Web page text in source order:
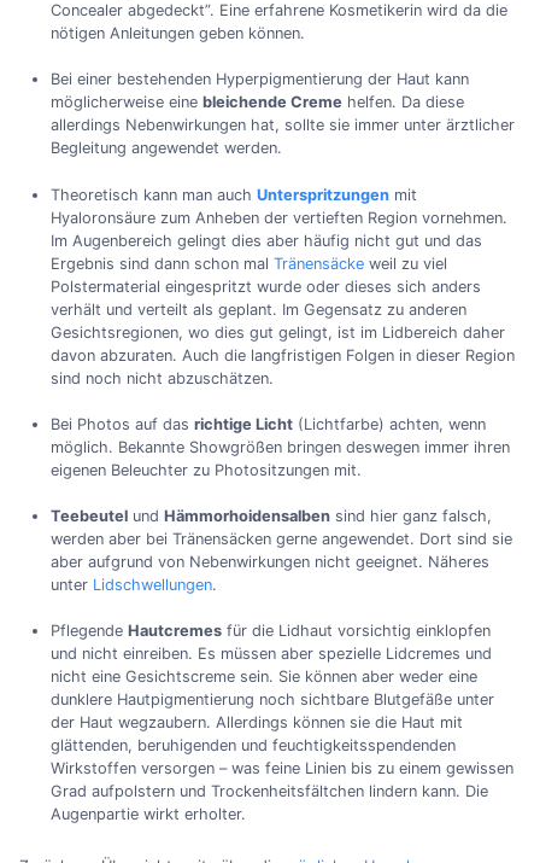
Concealer abgedeckt”. Eine erfahrene Kosmetikerin wird da die
nötigen Anleitungen geben können.
Bei einer bestehenden Hyperpigmentierung der Haut kann
möglicherweise eine bleichende Cremehelfen. Da diese
allerdings Nebenwirkungen hat, sollte sie immer unter ärztlicher
Begleitung angewendet werden.
Theoretisch kann man auch Unterspritzungenmit
Hyaloronsäure zum Anheben der vertieften Region vornehmen.
Im Augenbereich gelingt dies aber häufig nicht gut und das
Ergebnis sind dann schon mal Tränensäckeweil zu viel
Polstermaterial eingespritzt wurde oder dieses sich anders
verhält und verteilt als geplant. Im Gegensatz zu anderen
Gesichtsregionen, wo dies gut gelingt, ist im Lidbereich daher
davon abzuraten. Auch die langfristigen Folgen in dieser Region
sind noch nicht abzuschätzen.
Bei Photos auf das richtige Licht(Lichtfarbe) achten, wenn
möglich. Bekannte Showgrößen bringen deswegen immer ihren
eigenen Beleuchter zu Photositzungen mit.
Teebeutelund Hämmorhoidensalbensind hier ganz falsch,
werden aber bei Tränensäcken gerne angewendet. Dort sind sie
aber aufgrund von Nebenwirkungen nicht geeignet. Näheres
unter Lidschwellungen.
Pflegende Hautcremesfür die Lidhaut vorsichtig einklopfen
und nicht einreiben. Es müssen aber spezielle Lidcremes und
nicht eine Gesichtscreme sein. Sie können aber weder eine
dunklere Hautpigmentierung noch sichtbare Blutgefäße unter
der Haut wegzaubern. Allerdings können sie die Haut mit
glättenden, beruhigenden und feuchtigkeitsspendenden
Wirkstoffen versorgen – was feine Linien bis zu einem gewissen
Grad aufpolstern und Trockenheitsfältchen lindern kann. Die
Augenpartie wirkt erholter.